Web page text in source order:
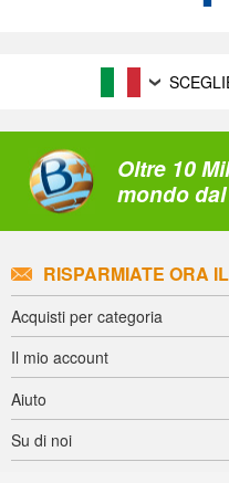
Oltre 10
mondo dal
RISPARMIATE ORA
Acquisti per categoria
Il mio account
Aiuto
Su di noi